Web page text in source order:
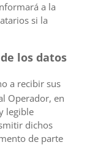
a la
si la
los datos
a recibir sus
Operador, en
legible
dichos
de parte